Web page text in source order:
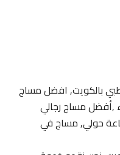
بالكويت, افضل مساج
مساج رجالي
للرجال 24 ساعة حولي, مساج في